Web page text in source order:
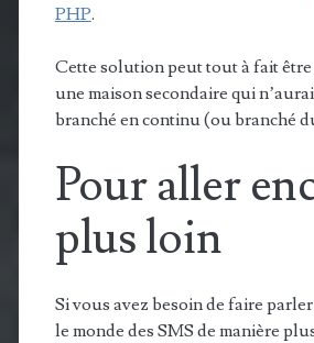
PHP.
Cette solution peut tout à fait
une maison secondaire qui
branché en continu (ou branché
Pour aller
plus loin
Si vous avez besoin de faire
le monde des SMS de manière